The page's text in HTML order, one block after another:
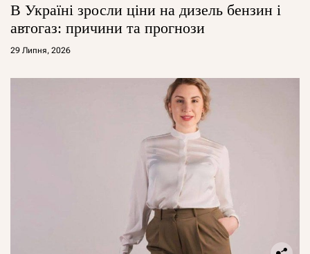
В Україні зросли ціни на дизель бензин і
автогаз: причини та прогнози
29 Липня, 2026